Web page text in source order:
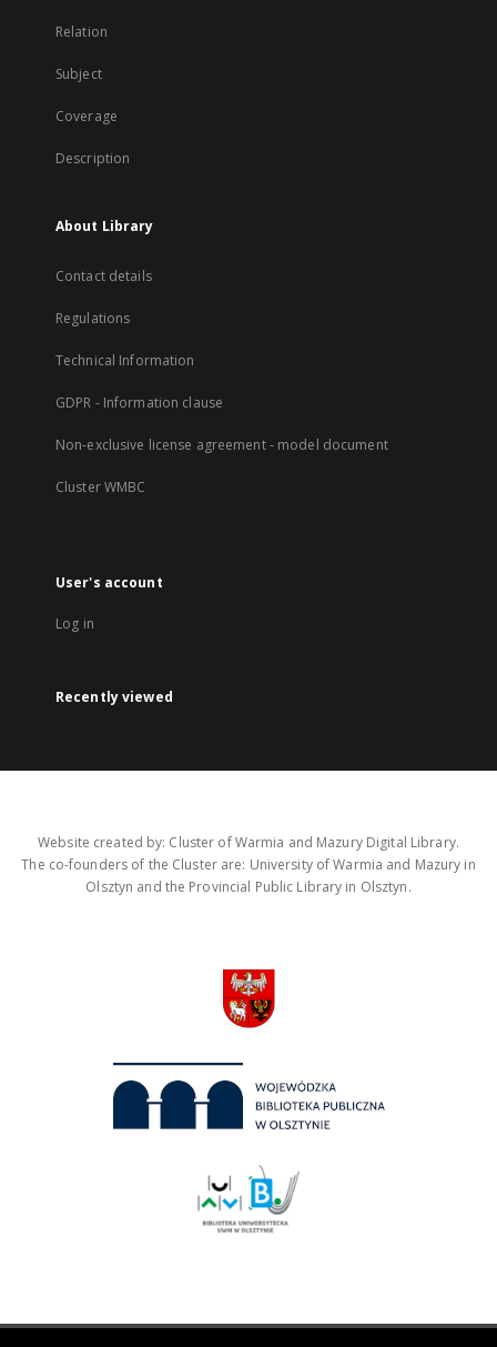
Relation
Subject
Coverage
Description
About Library
Contact details
Regulations
Technical Information
GDPR - Information clause
Non-exclusive license agreement - model document
Cluster WMBC
User's account
Log in
Recently viewed
Website created by: Cluster of Warmia and Mazury Digital Library.
The co-founders of the Cluster are: University of Warmia and Mazury in
Olsztyn and the Provincial Public Library in Olsztyn.